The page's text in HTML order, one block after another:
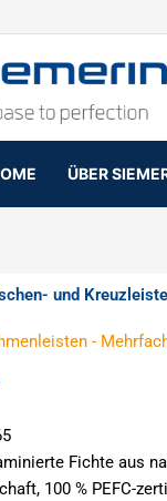
ÜBER
und
-
Fichte aus
100 % PEFC-